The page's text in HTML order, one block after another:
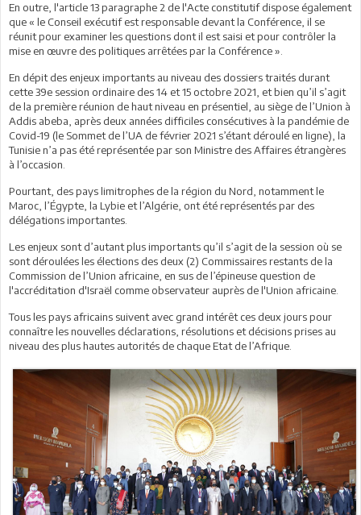
En outre, l'article 13 paragraphe 2 de l'Acte constitutif dispose également
que « le Conseil exécutif est responsable devant la Conférence, il se
réunit pour examiner les questions dont il est saisi et pour contrôler la
mise en œuvre des politiques arrêtées par la Conférence ».
En dépit des enjeux importants au niveau des dossiers traités durant
cette 39e session ordinaire des 14 et 15 octobre 2021, et bien qu’il s’agit
de la première réunion de haut niveau en présentiel, au siège de l’Union à
Addis abeba, après deux années difficiles consécutives à la pandémie de
Covid-19 (le Sommet de l’UA de février 2021 s’étant déroulé en ligne), la
Tunisie n’a pas été représentée par son Ministre des Affaires étrangères
à l’occasion.
Pourtant, des pays limitrophes de la région du Nord, notamment le
Maroc, l’Égypte, la Lybie et l’Algérie, ont été représentés par des
délégations importantes.
Les enjeux sont d’autant plus importants qu’il s’agit de la session où se
sont déroulées les élections des deux (2) Commissaires restants de la
Commission de l’Union africaine, en sus de l’épineuse question de
l'accréditation d'Israël comme observateur auprès de l'Union africaine.
Tous les pays africains suivent avec grand intérêt ces deux jours pour
connaître les nouvelles déclarations, résolutions et décisions prises au
niveau des plus hautes autorités de chaque Etat de l’Afrique.